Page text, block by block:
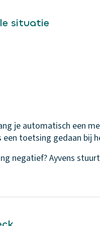
situatie
je automatisch een
toetsing gedaan bij
negatief? Ayvens